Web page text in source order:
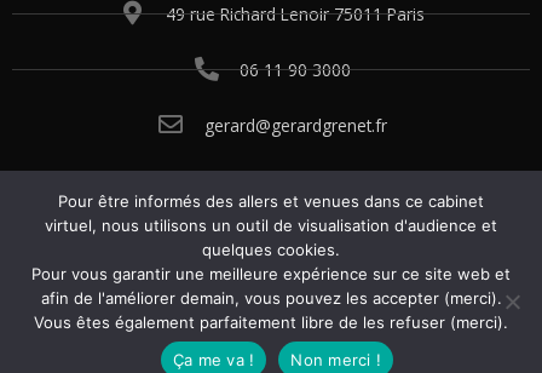
49 rue Richard Lenoir 75011 Paris
06 11 90 3000
gerard@gerardgrenet.fr
© 2015 – 2025 Gérard Grenet. Tous droits
réservés.Conditions générales de vente.
Politique de confidentialité.
Mentions légales.
Gérer les cookies.
Pour être informés des allers et venues dans ce cabinet
virtuel, nous utilisons un outil de visualisation d'audience et
quelques cookies.
Pour vous garantir une meilleure expérience sur ce site web et
afin de l'améliorer demain, vous pouvez les accepter (merci).
Vous êtes également parfaitement libre de les refuser (merci).
Ça me va !
Non merci !